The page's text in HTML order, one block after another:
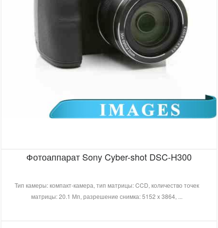
Фотоаппарат Sony Cyber-shot DSC-H300
Тип камеры: компакт-камера, тип матрицы: CCD, количество точек
матрицы: 20.1 Мп, разрешение снимка: 5152 x 3864, ...